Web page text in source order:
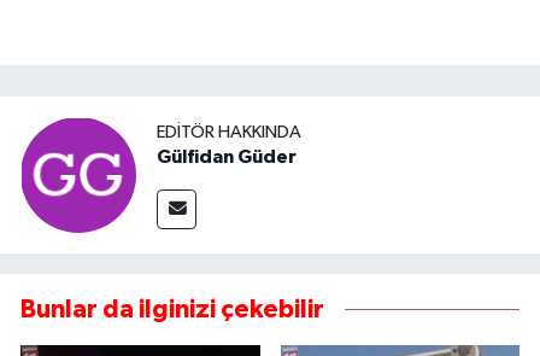
EDITÖR HAKKINDA
Gülfidan Güder
Bunlar da ilginizi çekebilir